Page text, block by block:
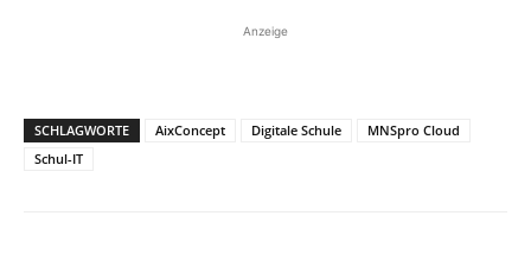
Anzeige
SCHLAGWORTE AixConcept Digitale Schule
MNSpro Cloud
Schul-IT